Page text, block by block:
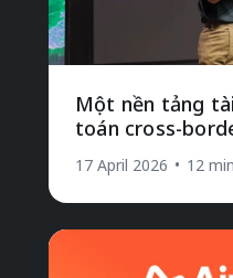
Một nền tảng
toán cross-
17 April 2026 • 12